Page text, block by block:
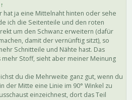
↑
hat ja eine Mittelnaht hinten oder sehe
ich die Seitenteile und den roten
um den Schwanz erweitern (dafür
damit der vernünftig sitzt), so
Schnitteile und Nähte hast. Das
Stoff, sieht aber meiner Meinung
du die Mehrweite ganz gut, wenn du
der Mitte eine Linie im 90° Winkel zu
einzeichnest, dort das Teil